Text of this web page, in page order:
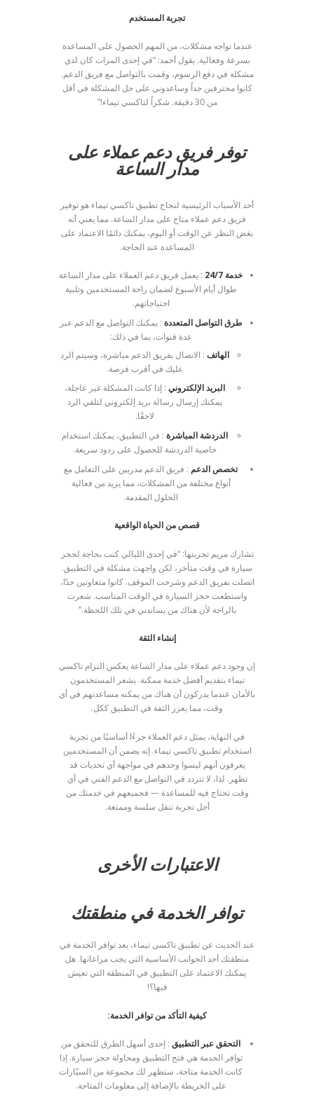
تجربة المستخدم
عندما تواجه مشكلات، من المهم الحصول على المساعدة
بسرعة وفعالية. يقول أحمد: “في إحدى المرات كان لدي
مشكلة في دفع الرسوم، وقمت بالتواصل مع فريق الدعم.
كانوا محترفين جداً وساعدوني على حل المشكلة في أقل
من 30 دقيقة. شكراً لتاكسي تيماء!”
توفر فريق دعم عملاء على
مدار الساعة
أحد الأسباب الرئيسية لنجاح تطبيق تاكسي تيماء هو توفير
فريق دعم عملاء متاح على مدار الساعة. مما يعني أنه
بغض النظر عن الوقت أو اليوم، يمكنك دائمًا الاعتماد على
المساعدة عند الحاجة.
خدمة 24/7
: يعمل فريق دعم العملاء على مدار الساعة
طوال أيام الأسبوع لضمان راحة المستخدمين وتلبية
احتياجاتهم.
طرق التواصل المتعددة : يمكنك التواصل مع الدعم عبر
عدة قنوات، بما في ذلك:
الهاتف : الاتصال بفريق الدعم مباشرة، وسيتم الرد
عليك في أقرب فرصة.
البريد الإلكتروني : إذا كانت المشكلة غير عاجلة،
يمكنك إرسال رسالة بريد إلكتروني لتلقي الرد
لاحقًا.
الدردشة المباشرة : في التطبيق، يمكنك استخدام
خاصية الدردشة للحصول على ردود سريعة.
تخصص الدعم : فريق الدعم مدربين على التعامل مع
أنواع مختلفة من المشكلات، مما يزيد من فعالية
الحلول المقدمة.
قصص من الحياة الواقعية
تشارك مريم تجربتها: “في إحدى الليالي كنت بحاجة لحجز
سيارة في وقت متأخر، لكن واجهت مشكلة في التطبيق.
اتصلت بفريق الدعم وشرحت الموقف. كانوا متعاونين جدًا،
واستطعت حجز السيارة في الوقت المناسب. شعرت
بالراحة لأن هناك من يساندني في تلك اللحظة.”
إنشاء الثقة
إن وجود دعم عملاء على مدار الساعة يعكس التزام تاكسي
تيماء بتقديم أفضل خدمة ممكنة. يشعر المستخدمون
بالأمان عندما يدركون أن هناك من يمكنه مساعدتهم في أي
وقت، مما يعزز الثقة في التطبيق ككل.
في النهاية، يمثل دعم العملاء جزءًا أساسيًا من تجربة
استخدام تطبيق تاكسي تيماء. إنه يضمن أن المستخدمين
يعرفون أنهم ليسوا وحدهم في مواجهة أي تحديات قد
تظهر. لذا، لا تتردد في التواصل مع الدعم الفني في أي
وقت تحتاج فيه للمساعدة — فجميعهم في خدمتك من
أجل تجربة تنقل سلسة وممتعة.
الاعتبارات الأخرى
توافر الخدمة في منطقتك
عند الحديث عن تطبيق تاكسي تيماء، يعد توافر الخدمة في
منطقتك أحد الجوانب الأساسية التي يجب مراعاتها. هل
يمكنك الاعتماد على التطبيق في المنطقة التي تعيش
فيها؟!
كيفية التأكد من توافر الخدمة:
التحقق عبر التطبيق : إحدى أسهل الطرق للتحقق من
توافر الخدمة هي فتح التطبيق ومحاولة حجز سيارة. إذا
كانت الخدمة متاحة، ستظهر لك مجموعة من السيّارات
على الخريطة بالإضافة إلى معلومات المتاحة.